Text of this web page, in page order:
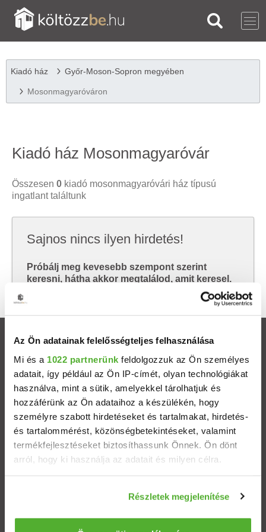
Az Ön adatainak felelősségteljes felhasználása
Mi és a 1022 partnerünk feldolgozzuk az Ön személyes
adatait, így például az Ön IP-címét, olyan technológiákat
használva, mint a sütik, amelyekkel tárolhatjuk és
hozzáférünk az Ön adataihoz a készülékén, hogy
személyre szabott hirdetéseket és tartalmakat, hirdetés-
és tartalommérést, közönségbetekintéseket, valamint
termékfejlesztéseket biztosíthassunk Önnek. Ön dönt
arról, hogy ki használja az adatait és milyen célra.
Információgyűjtés az Ön földrajzi elhelyezkedéséről
pár méteres pontossággal
Részletek megjelenítése
Kiadó ház Győr-Moson-Sopron megyében
Mosonmagyaróváron
Kiadó ház Mosonmagyaróvár
Összesen 0 kiadó mosonmagyaróvári ház típusú
ingatlant találtunk
Sajnos nincs ilyen hirdetés!
Próbálj meg kevesebb szempont szerint
keresni, hátha akkor megtalálod, amit keresel.
Ingatlanok
Eladó házak
Eladó lakások